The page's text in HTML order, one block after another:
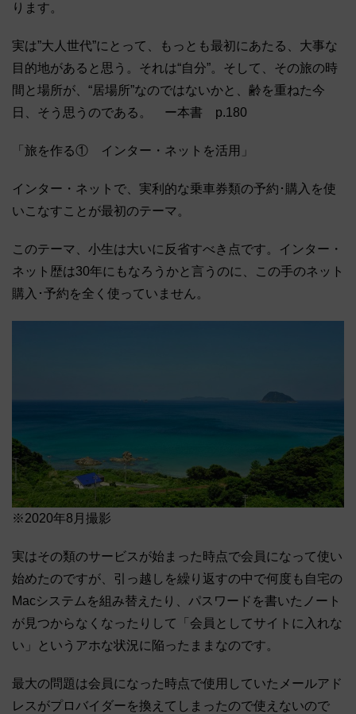
ります。
実は”大人世代”にとって、もっとも最初にあたる、大事な
目的地があると思う。それは“自分”。そして、その旅の時
間と場所が、“居場所”なのではないかと、齢を重ねた今
日、そう思うのである。 ー本書 p.180
「旅を作る① インター・ネットを活用」
インター・ネットで、実利的な乗車券類の予約･購入を使
いこなすことが最初のテーマ。
このテーマ、小生は大いに反省すべき点です。インター・
ネット歴は30年にもなろうかと言うのに、この手のネット
購入･予約を全く使っていません。
※2020年8月撮影
実はその類のサービスが始まった時点で会員になって使い
始めたのですが、引っ越しを繰り返すの中で何度も自宅の
Macシステムを組み替えたり、パスワードを書いたノート
が見つからなくなったりして「会員としてサイトに入れな
い」というアホな状況に陥ったままなのです。
最大の問題は会員になった時点で使用していたメールアド
レスがプロバイダーを換えてしまったので使えないので